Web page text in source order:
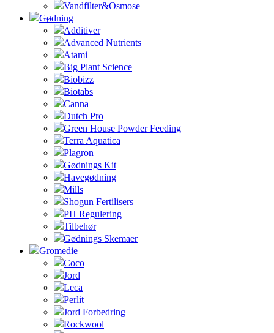
Vandfilter&Osmose
Gødning
Additiver
Advanced Nutrients
Atami
Big Plant Science
Biobizz
Biotabs
Canna
Dutch Pro
Green House Powder Feeding
Terra Aquatica
Plagron
Gødnings Kit
Havegødning
Mills
Shogun Fertilisers
PH Regulering
Tilbehør
Gødnings Skemaer
Gromedie
Coco
Jord
Leca
Perlit
Jord Forbedring
Rockwool